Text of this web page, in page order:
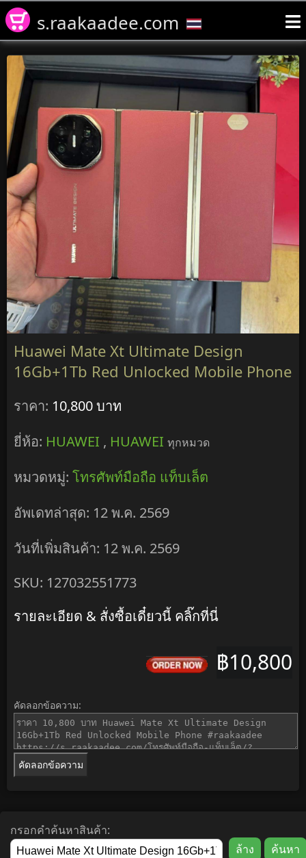
s.raakaadee.com
Huawei Mate Xt Ultimate Design
16Gb+1Tb Red Unlocked Mobile Phone
ราคา: 10,800 บาท
ยี่ห้อ: HUAWEI , HUAWEI ทุกหมวด
หมวดหมู่: โทรศัพท์มือถือ แท็บเล็ต
อัพเดทล่าสุด: 12 พ.ค. 2569
วันที่เพิ่มสินค้า: 12 พ.ค. 2569
SKU: 127032551773
รายละเอียด & สั่งซื้อเดี๋ยวนี้ คลิ๊กที่นี่
฿10,800
คัดลอกข้อความ:
คัดลอกข้อความ
กรอกคำค้นหาสินค้า: